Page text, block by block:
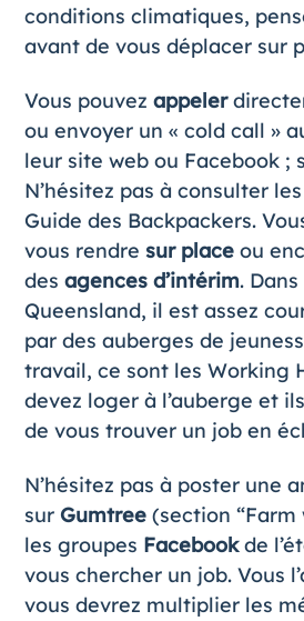
conditions climatiques,
avant de vous déplacer sur
Vous pouvez appeler
ou envoyer un « cold call »
leur site web ou Facebook ;
N’hésitez pas à consulter
Guide des Backpackers.
vous rendre sur placeou
des agences d’intérim. Dans
Queensland, il est assez
par des auberges de
travail, ce sont les Working
devez loger à l’auberge et
de vous trouver un job en
N’hésitez pas à poster une
sur Gumtree(section “Farm
les groupes Facebookde
vous chercher un job. Vous
vous devrez multiplier les